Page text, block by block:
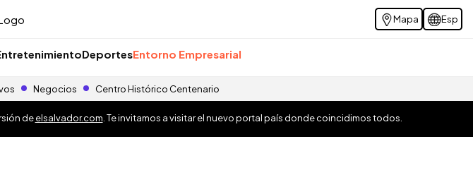
Mapa Esp
DeportesEntorno Empresarial
Negocios Centro Histórico Centenario
deelsalvador.com . Te invitamos a visitar el nuevo portal país donde coincidimos todos.